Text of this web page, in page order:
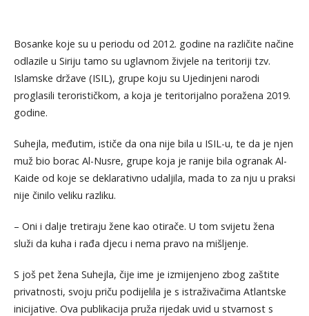
Bosanke koje su u periodu od 2012. godine na različite načine
odlazile u Siriju tamo su uglavnom živjele na teritoriji tzv.
Islamske države (ISIL), grupe koju su Ujedinjeni narodi
proglasili terorističkom, a koja je teritorijalno poražena 2019.
godine.
Suhejla, međutim, ističe da ona nije bila u ISIL-u, te da je njen
muž bio borac Al-Nusre, grupe koja je ranije bila ogranak Al-
Kaide od koje se deklarativno udaljila, mada to za nju u praksi
nije činilo veliku razliku.
– Oni i dalje tretiraju žene kao otirače. U tom svijetu žena
služi da kuha i rađa djecu i nema pravo na mišljenje.
S još pet žena Suhejla, čije ime je izmijenjeno zbog zaštite
privatnosti, svoju priču podijelila je s istraživačima Atlantske
inicijative. Ova publikacija pruža rijedak uvid u stvarnost s